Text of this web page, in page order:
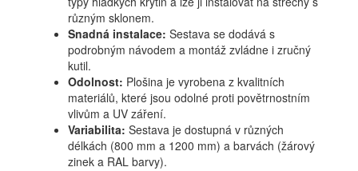
různým sklonem.
Snadná instalace: Sestava se dodává s
podrobným návodem a montáž zvládne i zručný
kutil.
Odolnost: Plošina je vyrobena z kvalitních
materiálů, které jsou odolné proti povětrnostním
vlivům a UV záření.
Variabilita: Sestava je dostupná v různých
délkách (800 mm a 1200 mm) a barvách (žárový
zinek a RAL barvy).